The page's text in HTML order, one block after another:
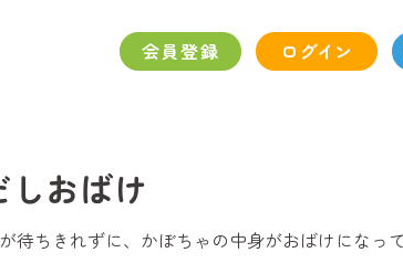
会員登録 ログイン
しおばけ
待ちきれずに、かぼちゃの中身がおばけになっ